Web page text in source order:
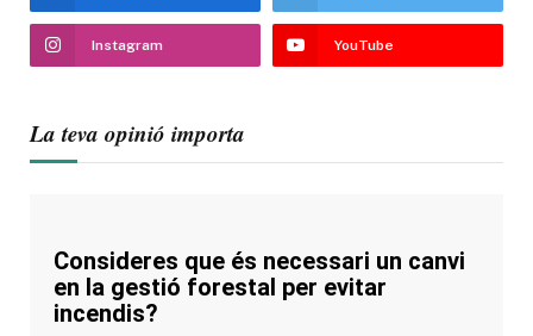
Instagram YouTube
La teva opinió importa
Consideres que és necessari un canvi
en la gestió forestal per evitar
incendis?